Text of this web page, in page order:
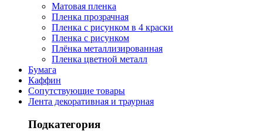
Матовая пленка
Пленка прозрачная
Пленка с рисунком в 4 краски
Пленка с рисунком
Плёнка металлизированная
Пленка цветной металл
Бумага
Каффин
Сопутствующие товары
Лента декоративная и траурная
Подкатегория